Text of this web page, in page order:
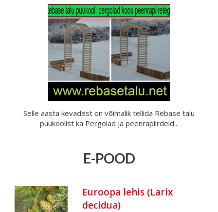
Selle aasta kevadest on võimalik tellida Rebase talu
puukoolist ka Pergolad ja peenrapiirdeid...
E-POOD
Euroopa lehis (Larix
decidua)